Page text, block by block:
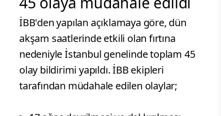
İBB'den yapılan açıklamaya göre, dün
akşam saatlerinde etkili olan fırtına
nedeniyle İstanbul genelinde toplam 45
olay bildirimi yapıldı. İBB ekipleri
tarafından müdahale edilen olaylar;